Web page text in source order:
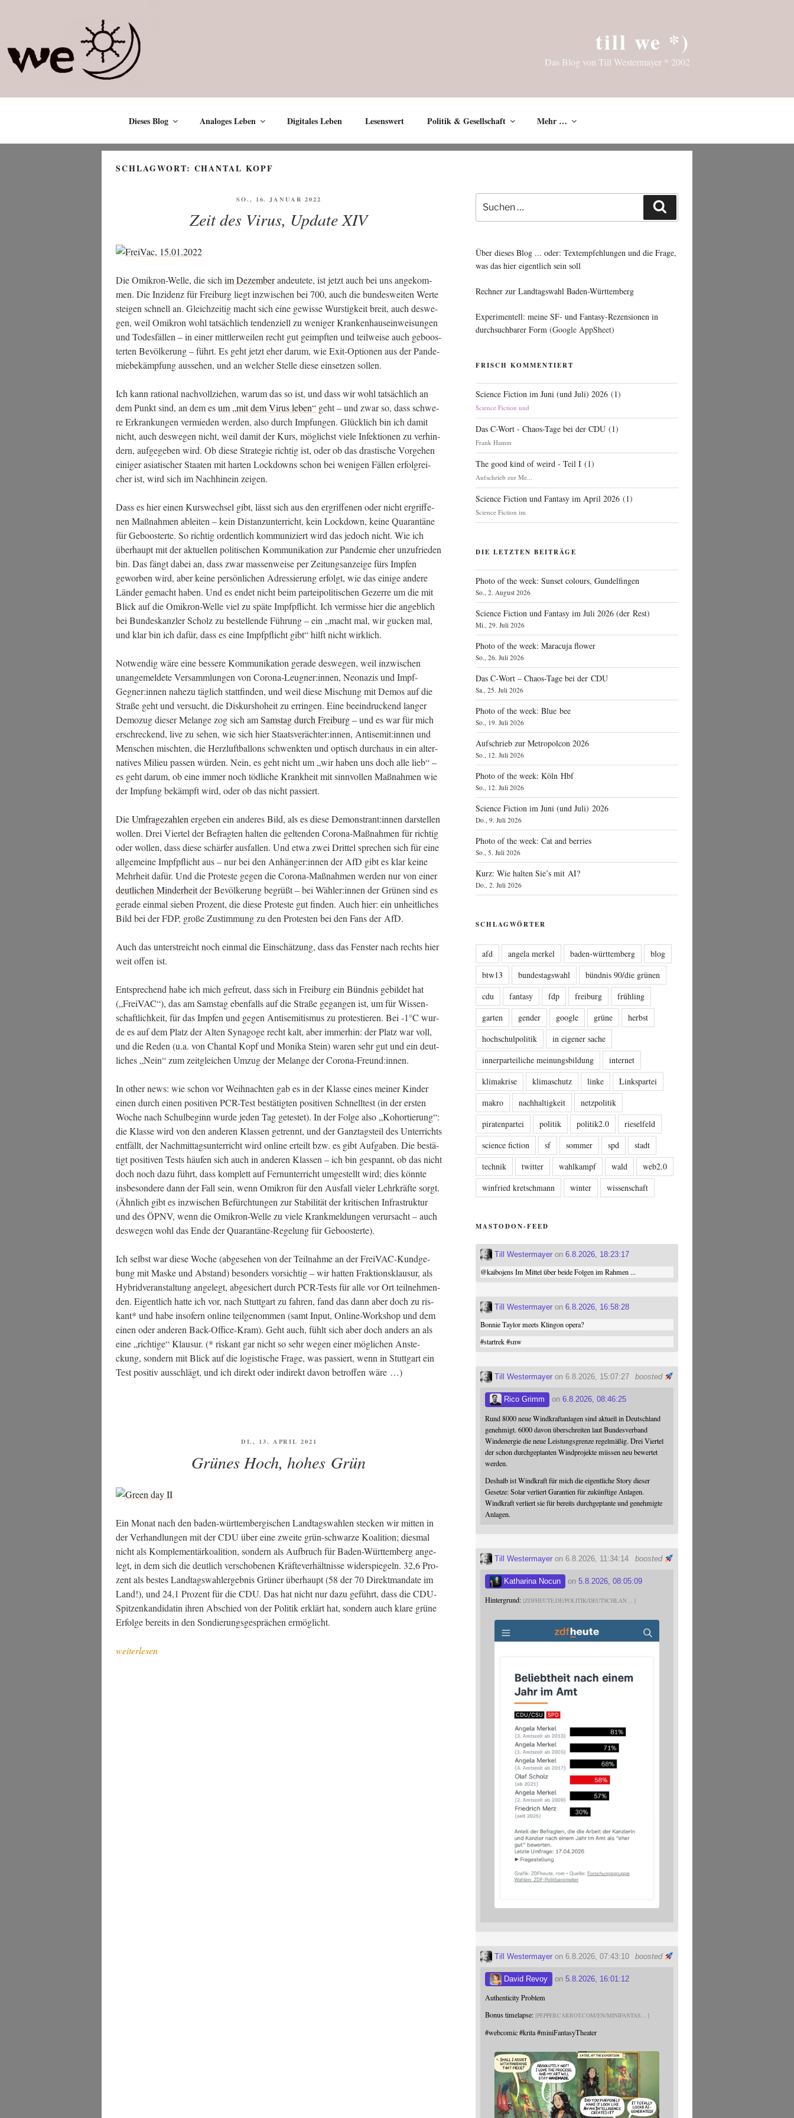
till we *)
Das Blog von Till Westermayer * 2002
Dieses Blog Analoges Leben Digitales Leben Lesenswert Politik & Gesellschaft Mehr …
SCHLAGWORT: CHANTAL KOPF
VERÖFFENTLICHT
SO., 16. JANUAR 2022
Zeit des Virus, Update XIV
Die Omi­kron-Wel­le, die sich im Dezem­berandeu­te­te, ist jetzt auch bei uns ange­kom­
men. Die Inzi­denz für Frei­burg liegt inzwi­schen bei 700, auch die bun­des­wei­ten Wer­te
stei­gen schnell an. Gleich­zei­tig macht sich eine gewis­se Wurs­tig­keit breit, auch des­we­
gen, weil Omi­kron wohl tat­säch­lich ten­den­zi­ell zu weni­ger Kran­ken­haus­ein­wei­sun­gen
und Todes­fäl­len – in einer mitt­ler­wei­len recht gut geimpf­ten und teil­wei­se auch geboos­
ter­ten Bevöl­ke­rung – führt. Es geht jetzt eher dar­um, wie Exit-Optio­nen aus der Pan­de­
mie­be­kämp­fung aus­se­hen, und an wel­cher Stel­le die­se ein­set­zen sollen.
Ich kann ratio­nal nach­voll­zie­hen, war­um das so ist, und dass wir wohl tat­säch­lich an
dem Punkt sind, an dem esum „mit dem Virus leben“ geht – und zwar so, dass schwe­
re Erkran­kun­gen ver­mie­den wer­den, also durch Imp­fun­gen. Glück­lich bin ich damit
nicht, auch des­we­gen nicht, weil damit der Kurs, mög­lichst vie­le Infek­tio­nen zu ver­hin­
dern, auf­ge­ge­ben wird. Ob die­se Stra­te­gie rich­tig ist, oder ob das dras­ti­sche Vor­ge­hen
eini­ger asia­ti­scher Staa­ten mit har­ten Lock­downs schon bei weni­gen Fäl­len erfolg­rei­
cher ist, wird sich im Nach­hin­ein zeigen.
Dass es hier einen Kurs­wech­sel gibt, lässt sich aus den ergrif­fe­nen oder nicht ergrif­fe­
nen Maß­nah­men ablei­ten – kein Distanz­un­ter­richt, kein Lock­down, kei­ne Qua­ran­tä­ne
für Geboos­ter­te. So rich­tig ordent­lich kom­mu­ni­ziert wird das jedoch nicht. Wie ich
über­haupt mit der aktu­el­len poli­ti­schen Kom­mu­ni­ka­ti­on zur Pan­de­mie eher unzu­frie­den
bin. Das fängt dabei an, dass zwar mas­sen­wei­se per Zei­tungs­an­zei­ge fürs Imp­fen
gewor­ben wird, aber kei­ne per­sön­li­chen Adres­sie­rung erfolgt, wie das eini­ge ande­re
Län­der gemacht haben. Und es endet nicht beim par­tei­po­li­ti­schen Gezer­re um die mit
Blick auf die Omi­kron-Wel­le viel zu spä­te Impf­pflicht. Ich ver­mis­se hier die angeb­lich
bei Bun­des­kanz­ler Scholz zu bestel­len­de Füh­rung – ein „macht mal, wir gucken mal,
und klar bin ich dafür, dass es eine Impf­pflicht gibt“ hilft nicht wirklich.
Not­wen­dig wäre eine bes­se­re Kom­mu­ni­ka­ti­on gera­de des­we­gen, weil inzwi­schen
unan­ge­mel­de­te Ver­samm­lun­gen von Corona-Leugner:innen, Neo­na­zis und Impf-
Gegner:innen nahe­zu täg­lich statt­fin­den, und weil die­se Mischung mit Demos auf die
Stra­ße geht und ver­sucht, die Dis­kurs­ho­heit zu errin­gen. Eine beein­dru­ckend lan­ger
Demo­zug die­ser Melan­ge zog sich amSams­tag durch Frei­burg– und es war für mich
erschre­ckend, live zu sehen, wie sich hier Staatsverächter:innen, Antisemit:innen und
Men­schen misch­ten, die Herz­luft­bal­lons schwenk­ten und optisch durch­aus in ein alter­
na­ti­ves Milieu pas­sen wür­den. Nein, es geht nicht um „wir haben uns doch alle lieb“ –
es geht dar­um, ob eine immer noch töd­li­che Krank­heit mit sinn­vol­len Maß­nah­men wie
der Imp­fung bekämpft wird, oder ob das nicht passiert.
DieUmfra­ge­zah­len erge­ben ein ande­res Bild, als es die­se Demonstrant:innen dar­stel­len
wol­len. Drei Vier­tel der Befrag­ten hal­ten die gel­ten­den Coro­na-Maß­nah­men für rich­tig
oder wol­len, dass die­se schär­fer aus­fal­len. Und etwa zwei Drit­tel spre­chen sich für eine
all­ge­mei­ne Impf­pflicht aus – nur bei den Anhänger:innen der AfD gibt es klar kei­ne
Mehr­heit dafür. Und die Pro­tes­te gegen die Coro­na-Maß­nah­men wer­den nur von einer
deut­li­chen Min­der­heitder Bevöl­ke­rung begrüßt – bei Wähler:innen der Grü­nen sind es
gera­de ein­mal sie­ben Pro­zent, die die­se Pro­tes­te gut fin­den. Auch hier: ein unheit­li­ches
Bild bei der FDP, gro­ße Zustim­mung zu den Pro­tes­ten bei den Fans der AfD.
Auch das unter­streicht noch ein­mal die Ein­schät­zung, dass das Fens­ter nach rechts hier
weit offen ist.
Ent­spre­chend habe ich mich gefreut, dass sich in Frei­burg ein Bünd­nis gebil­det hat
(„Frei­VAC“), das am Sams­tag eben­falls auf die Stra­ße gegan­gen ist, um für Wis­sen­
schaft­lich­keit, für das Imp­fen und gegen Anti­se­mi­tis­mus zu pro­tes­tie­ren. Bei ‑1°C wur­
de es auf dem Platz der Alten Syn­ago­ge recht kalt, aber immer­hin: der Platz war voll,
und die Reden (u.a. von Chan­tal Kopf und Moni­ka Stein) waren sehr gut und ein deut­
li­ches „Nein“ zum zeit­glei­chen Umzug der Melan­ge der Corona-Freund:innen.
In other news: wie schon vor Weih­nach­ten gab es in der Klas­se eines mei­ner Kin­der
einen durch einen posi­ti­ven PCR-Test bestä­tig­ten posi­ti­ven Schnell­test (in der ers­ten
Woche nach Schul­be­ginn wur­de jeden Tag getes­tet). In der Fol­ge also „Kohor­tie­rung“:
die Klas­se wird von den ande­ren Klas­sen getrennt, und der Ganz­tags­teil des Unter­richts
ent­fällt, der Nach­mit­tags­un­ter­richt wird online erteilt bzw. es gibt Auf­ga­ben. Die bestä­
tigt posi­ti­ven Tests häu­fen sich auch in ande­ren Klas­sen – ich bin gespannt, ob das nicht
doch noch dazu führt, dass kom­plett auf Fern­un­ter­richt umge­stellt wird; dies könn­te
ins­be­son­de­re dann der Fall sein, wenn Omi­kron für den Aus­fall vie­ler Lehr­kräf­te sorgt.
(Ähn­lich gibt es inzwi­schen Befürch­tun­gen zur Sta­bi­li­tät der kri­ti­schen Infra­struk­tur
und des ÖPNV, wenn die Omi­kron-Wel­le zu vie­le Krank­mel­dun­gen ver­ur­sacht – auch
des­we­gen wohl das Ende der Qua­ran­tä­ne-Rege­lung für Geboosterte).
Ich selbst war die­se Woche (abge­se­hen von der Teil­nah­me an der Frei­VAC-Kund­ge­
bung mit Mas­ke und Abstand) beson­ders vor­sich­tig – wir hat­ten Frak­ti­ons­klau­sur, als
Hybrid­ver­an­stal­tung ange­legt, abge­si­chert durch PCR-Tests für alle vor Ort teil­neh­men­
den. Eigent­lich hat­te ich vor, nach Stutt­gart zu fah­ren, fand das dann aber doch zu ris­
kant* und habe inso­fern online teil­ge­nom­men (samt Input, Online-Work­shop und dem
einen oder ande­ren Back-Office-Kram). Geht auch, fühlt sich aber doch anders an als
eine „rich­ti­ge“ Klau­sur. (* ris­kant gar nicht so sehr wegen einer mög­li­chen Anste­
ckung, son­dern mit Blick auf die logis­ti­sche Fra­ge, was pas­siert, wenn in Stutt­gart ein
Test posi­tiv aus­schlägt, und ich direkt oder indi­rekt davon betrof­fen wäre …)
VERÖFFENTLICHT
DI., 13. APRIL 2021
Grünes Hoch, hohes Grün
Ein Monat nach den baden-würt­tem­ber­gi­schen Land­tags­wah­len ste­cken wir mit­ten in
der Ver­hand­lun­gen mit der CDU über eine zwei­te grün-schwar­ze Koali­ti­on; dies­mal
nicht als Kom­ple­men­tär­ko­ali­ti­on, son­dern als Auf­bruch für Baden-Würt­tem­berg ange­
legt, in dem sich die deut­lich ver­scho­be­nen Kräf­te­ver­hält­nis­se wider­spie­geln. 32,6 Pro­
zent als bes­tes Land­tags­wahl­er­geb­nis Grü­ner über­haupt (58 der 70 Direkt­man­da­te im
Land!), und 24,1 Pro­zent für die CDU. Das hat nicht nur dazu geführt, dass die CDU-
Spit­zen­kan­di­da­tin ihren Abschied von der Poli­tik erklärt hat, son­dern auch kla­re grü­ne
Erfol­ge bereits in den Son­die­rungs­ge­sprä­chen ermöglicht.
„Grü­
weiterlesen
Suche
nach:
Über dieses Blog ... oder: Textempfehlungen und die Frage,
was das hier eigentlich sein soll
Rechner zur Landtagswahl Baden-Württemberg
Experimentell: meine SF- und Fantasy-Rezensionen in
durchsuchbarer Form (Google AppSheet)
FRISCH KOMMENTIERT
Science Fiction im Juni (und Juli) 2026 (1)
Science Fiction und
Das C-Wort - Chaos-Tage bei der CDU (1)
Frank Hamm
The good kind of weird - Teil I (1)
Aufschrieb zur Me...
Science Fiction und Fantasy im April 2026 (1)
Science Fiction im
DIE LETZTEN BEITRÄGE
Photo of the week: Sunset colours, Gundelfingen
So., 2. August 2026
Science Fiction und Fantasy im Juli 2026 (der Rest)
Mi., 29. Juli 2026
Photo of the week: Maracuja flower
So., 26. Juli 2026
Das C‑Wort – Chaos-Tage bei der CDU
Sa., 25. Juli 2026
Photo of the week: Blue bee
So., 19. Juli 2026
Aufschrieb zur Metropolcon 2026
So., 12. Juli 2026
Photo of the week: Köln Hbf
So., 12. Juli 2026
Science Fiction im Juni (und Juli) 2026
Do., 9. Juli 2026
Photo of the week: Cat and berries
So., 5. Juli 2026
Kurz: Wie halten Sie’s mit AI?
Do., 2. Juli 2026
SCHLAGWÖRTER
afd angela merkel baden-württemberg
blog
btw13
bundestagswahl
bündnis 90/die grünen
cdu
fantasy fdp freiburg
frühling
garten
gender google grüne
herbst
hochschulpolitik
in eigener sache
innerparteiliche meinungsbildung
internet
klimakrise
klimaschutz linke
Linkspartei
makro
nachhaltigkeit
netzpolitik
piratenpartei
politik politik2.0
rieselfeld
science fiction
sf sommer spd
stadt
technik
twitter wahlkampf wald
web2.0
winfried kretschmann
winter wissenschaft
MASTODON-FEED
Till Westermayer on6.8.2026, 18:23:17
@kaibojensIm Mittel über beide Folgen im Rahmen ...
Till Westermayer on6.8.2026, 16:58:28
Bonnie Taylor meets Klingon opera?
#startrek #snw
boosted
Till Westermayer on 6.8.2026, 15:07:27
Rico Grimm on6.8.2026, 08:46:25
Rund 8000 neue Windkraftanlagen sind aktuell in Deutschland
genehmigt. 6000 davon überschreiten laut Bundesverband
Windenergie die neue Leistungsgrenze regelmäßig. Drei Viertel
der schon durchgeplanten Windprojekte müssen neu bewertet
werden.
Deshalb ist Windkraft für mich die eigentliche Story dieser
Gesetze: Solar verliert Garantien für zukünftige Anlagen.
Windkraft verliert sie für bereits durchgeplante und genehmigte
Anlagen.
boosted
Till Westermayer on 6.8.2026, 11:34:14
Katharina Nocun on5.8.2026, 08:05:09
Hintergrund: ZDFHEUTE.DE/POLITIK/DEUTSCHLAN
boosted
Till Westermayer on 6.8.2026, 07:43:10
David Revoy on5.8.2026, 16:01:12
Authenticity Problem
Bonus timelapse: PEPPERCARROT.COM/EN/MINIFANTAS
#webcomic #krita#miniFantasyTheater